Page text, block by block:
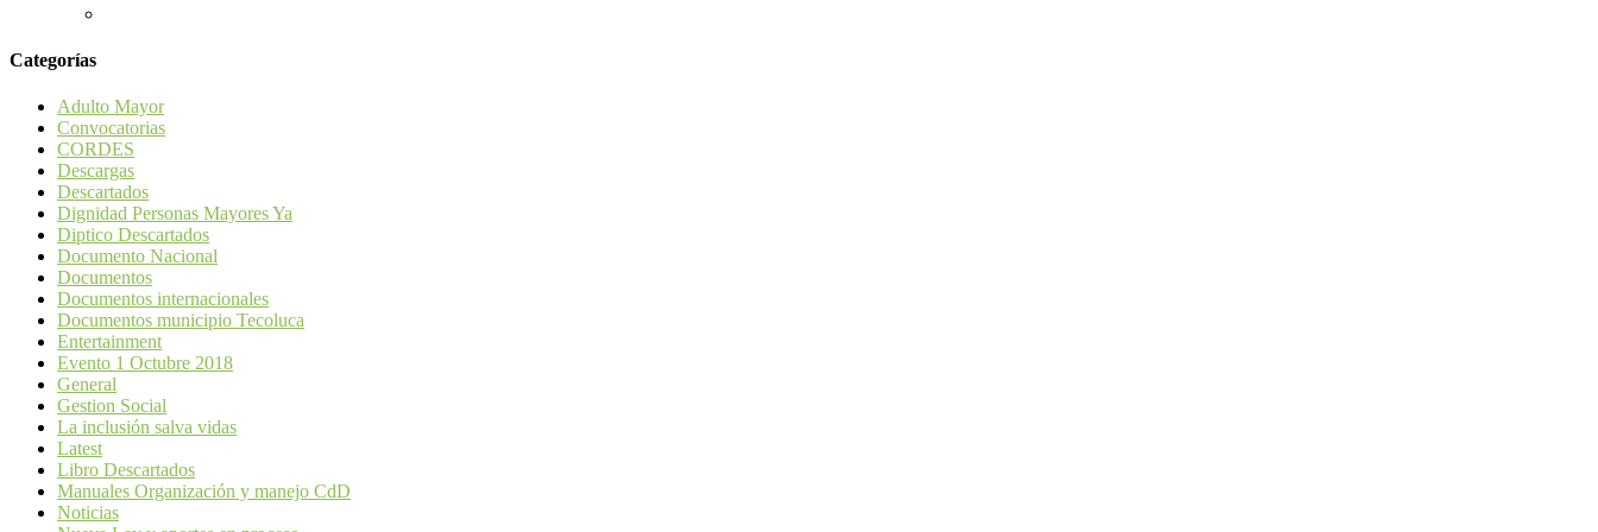
Categorías
Adulto Mayor
Convocatorias
CORDES
Descargas
Descartados
Dignidad Personas Mayores Ya
Diptico Descartados
Documento Nacional
Documentos
Documentos internacionales
Documentos municipio Tecoluca
Entertainment
Evento 1 Octubre 2018
General
Gestion Social
La inclusión salva vidas
Latest
Libro Descartados
Manuales Organización y manejo CdD
Noticias